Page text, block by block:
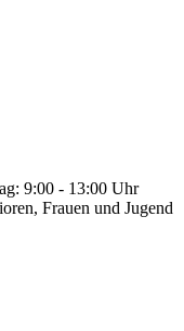
9:00 - 13:00 Uhr